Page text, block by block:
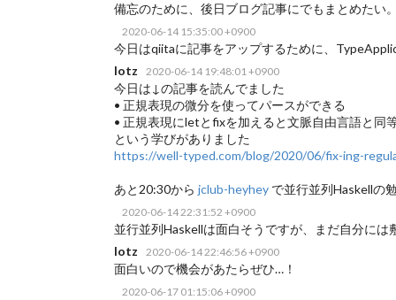
備忘のために、後日ブログ記事にでもまとめたい
2020-06-14 15:35:00 +0900
今日はqiitaに記事をアップするために、
lotz
2020-06-14 19:48:01 +0900
今日は↓の記事を読んでました
• 正規表現の微分を使ってパースができる
• 正規表現にletとfixを加えると文脈自由言語と同
という学びがありました
https://well-typed.com/blog/2020/06/fix-ing-
あと20:30から jclub-heyheyで並行並列Haskellの
2020-06-14 22:31:52 +0900
並行並列Haskellは面白そうですが、まだ自分には
lotz
2020-06-14 22:46:56 +0900
面白いので機会があたらぜひ…！
2020-06-17 01:15:06 +0900